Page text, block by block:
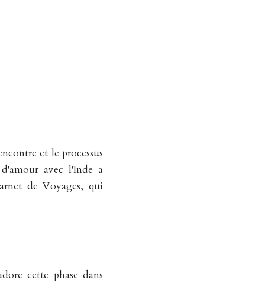
et le processus
avec l'Inde a
de Voyages, qui
cette phase dans